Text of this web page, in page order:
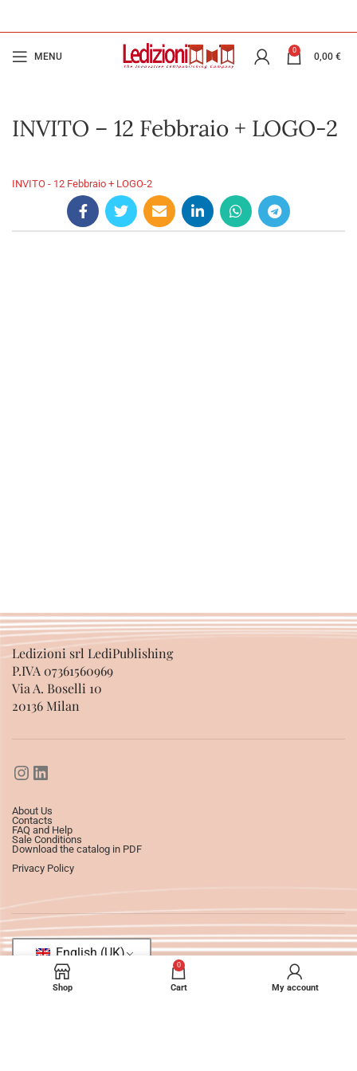
MENU
0
0,00 €
INVITO – 12 Febbraio + LOGO-2
INVITO - 12 Febbraio + LOGO-2
Ledizioni srl LediPublishing
P.IVA 07361560969
Via A. Boselli 10
20136 Milan
About Us
Contacts
FAQ and Help
Sale Conditions
Download the catalog in PDF
Privacy Policy
English (UK)
Shop
0
Cart My account